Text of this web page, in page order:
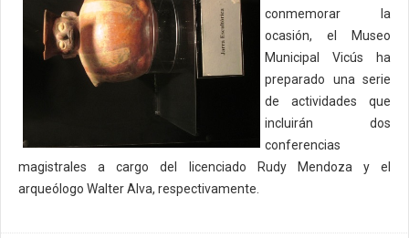
conmemorar la
ocasión, el Museo
Municipal Vicús ha
preparado una serie
de actividades que
incluirán dos
conferencias
magistrales a cargo del licenciado Rudy Mendoza y el
arqueólogo Walter Alva, respectivamente.